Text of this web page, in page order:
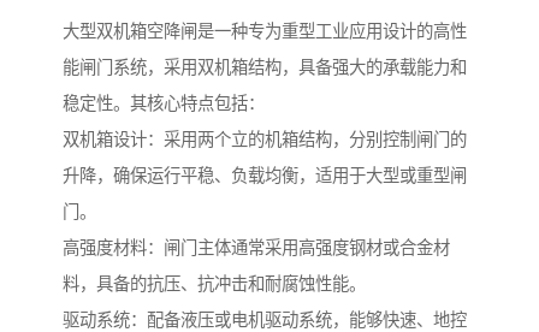
大型双机箱空降闸是一种专为重型工业应用设计的高性
能闸门系统，采用双机箱结构，具备强大的承载能力和
稳定性。其核心特点包括：
双机箱设计：采用两个立的机箱结构，分别控制闸门的
升降，确保运行平稳、负载均衡，适用于大型或重型闸
门。
高强度材料：闸门主体通常采用高强度钢材或合金材
料，具备的抗压、抗冲击和耐腐蚀性能。
驱动系统：配备液压或电机驱动系统，能够快速、地控